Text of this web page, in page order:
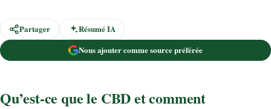
Partager
Résumé IA
Nous ajouter comme source préférée
Qu’est-ce que le CBD et comment